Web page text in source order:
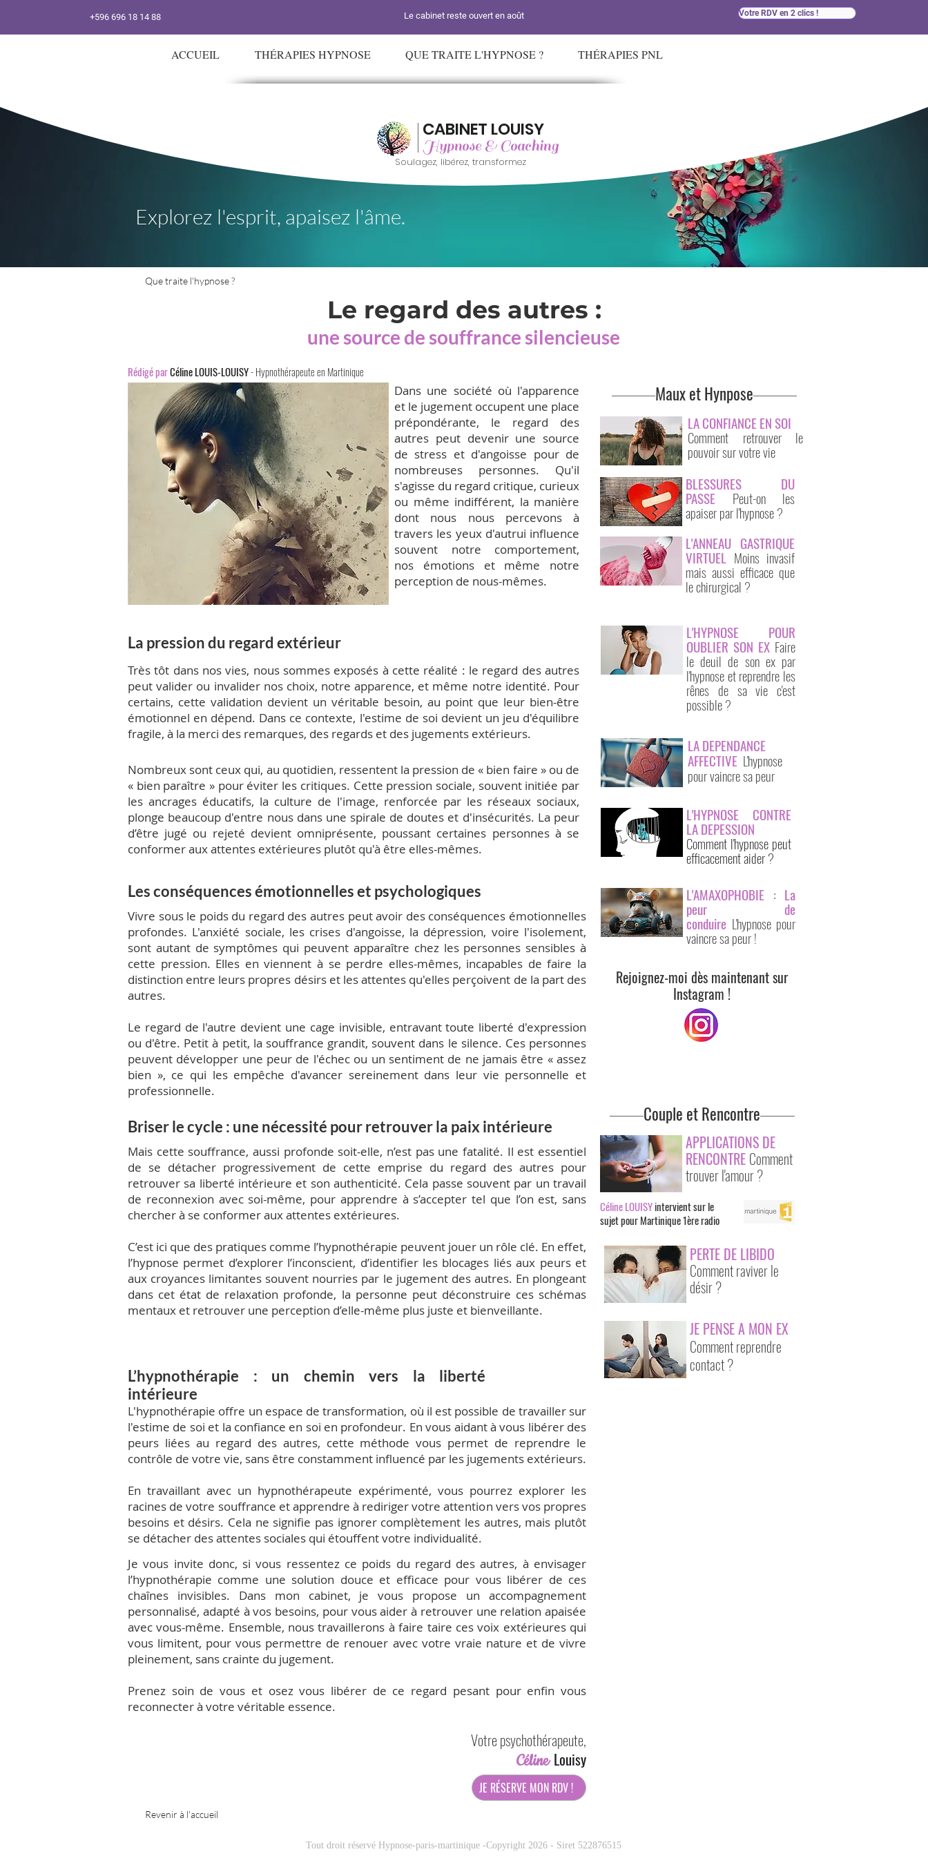
+596 696 18 14 88 Le cabinet reste ouvert en août Votre RDV en 2 clics !
ACCUEIL THÉRAPIES HYPNOSE QUE TRAITE L'HYPNOSE ? THÉRAPIES PNL
CABINET LOUISY
Hypnose & Coaching
Soulagez, libérez, transformez
Explorez l'esprit, apaisez l'âme.
Que traite l'hypnose ?
Le regard des autres :
une source de souffrance silencieuse
Rédigé parCéline LOUIS-LOUISY- Hypnothérapeute en Martinique
Dans une société où l'apparence
et le jugement occupent une place
prépondérante, le regard des
autres peut devenir une source
de stress et d'angoisse pour de
nombreuses personnes. Qu'il
s'agisse du regard critique, curieux
ou même indifférent, la manière
dont nous nous percevons à
travers les yeux d'autrui influence
souvent notre comportement,
nos émotions et même notre
perception de nous-mêmes.
La pression du regard extérieur
Très tôt dans nos vies, nous sommes exposés à cette réalité : le regard des autres
peut valider ou invalider nos choix, notre apparence, et même notre identité. Pour
certains, cette validation devient un véritable besoin, au point que leur bien-être
émotionnel en dépend. Dans ce contexte, l'estime de soi devient un jeu d'équilibre
fragile, à la merci des remarques, des regards et des jugements extérieurs.
Nombreux sont ceux qui, au quotidien, ressentent la pression de « bien faire » ou de
« bien paraître » pour éviter les critiques. Cette pression sociale, souvent initiée par
les ancrages éducatifs, la culture de l'image, renforcée par les réseaux sociaux,
plonge beaucoup d'entre nous dans une spirale de doutes et d'insécurités. La peur
d’être jugé ou rejeté devient omniprésente, poussant certaines personnes à se
conformer aux attentes extérieures plutôt qu'à être elles-mêmes.
Les conséquences émotionnelles et psychologiques
Vivre sous le poids du regard des autres peut avoir des conséquences émotionnelles
profondes. L'anxiété sociale, les crises d'angoisse, la dépression, voire l'isolement,
sont autant de symptômes qui peuvent apparaître chez les personnes sensibles à
cette pression. Elles en viennent à se perdre elles-mêmes, incapables de faire la
distinction entre leurs propres désirs et les attentes qu'elles perçoivent de la part des
autres.
Le regard de l'autre devient une cage invisible, entravant toute liberté d'expression
ou d'être. Petit à petit, la souffrance grandit, souvent dans le silence. Ces personnes
peuvent développer une peur de l'échec ou un sentiment de ne jamais être « assez
bien », ce qui les empêche d'avancer sereinement dans leur vie personnelle et
professionnelle.
Briser le cycle : une nécessité pour retrouver la paix intérieure
Mais cette souffrance, aussi profonde soit-elle, n’est pas une fatalité. Il est essentiel
de se détacher progressivement de cette emprise du regard des autres pour
retrouver sa liberté intérieure et son authenticité. Cela passe souvent par un travail
de reconnexion avec soi-même, pour apprendre à s’accepter tel que l’on est, sans
chercher à se conformer aux attentes extérieures.
C’est ici que des pratiques comme l’hypnothérapie peuvent jouer un rôle clé. En effet,
l’hypnose permet d’explorer l’inconscient, d’identifier les blocages liés aux peurs et
aux croyances limitantes souvent nourries par le jugement des autres. En plongeant
dans cet état de relaxation profonde, la personne peut déconstruire ces schémas
mentaux et retrouver une perception d’elle-même plus juste et bienveillante.
L’hypnothérapie : un chemin vers la liberté
intérieure
Maux et Hynpose
LA CONFIANCE EN SOI
Comment retrouver le
pouvoir sur votre vie
BLESSURES DU
PASSE Peut-on les
apaiser par l'hypnose ?
L'ANNEAU GASTRIQUE
VIRTUEL Moins invasif
mais aussi efficace que
le chirurgical ?
L'HYPNOSE POUR
OUBLIER SON EX Faire
le deuil de son ex par
l'hypnose et reprendre les
rênes de sa vie c'est
possible ?
LA DEPENDANCE
AFFECTIVE L'hypnose
pour vaincre sa peur
L'HYPNOSE CONTRE
LA DEPESSION
Comment l'hypnose peut
efficacement aider ?
L'AMAXOPHOBIE : La
peur de
conduire L'hypnose pour
vaincre sa peur !
Rejoignez-moi dès maintenant sur
Instagram !
Couple et Rencontre
APPLICATIONS DE
RENCONTRE Comment
trouver l'amour ?
Céline LOUISYintervient sur le
sujet pour Martinique 1ère radio
PERTE DE LIBIDO
Comment raviver le
désir ?
JE PENSE A MON EX
Comment reprendre
contact ?
L'hypnothérapie offre un espace de transformation, où il est possible de travailler sur
l'estime de soi et la confiance en soi en profondeur. En vous aidant à vous libérer des
peurs liées au regard des autres, cette méthode vous permet de reprendre le
contrôle de votre vie, sans être constamment influencé par les jugements extérieurs.
En travaillant avec un hypnothérapeute expérimenté, vous pourrez explorer les
racines de votre souffrance et apprendre à rediriger votre attention vers vos propres
besoins et désirs. Cela ne signifie pas ignorer complètement les autres, mais plutôt
se détacher des attentes sociales qui étouffent votre individualité.
Je vous invite donc, si vous ressentez ce poids du regard des autres, à envisager
l’hypnothérapie comme une solution douce et efficace pour vous libérer de ces
chaînes invisibles. Dans mon cabinet, je vous propose un accompagnement
personnalisé, adapté à vos besoins, pour vous aider à retrouver une relation apaisée
avec vous-même. Ensemble, nous travaillerons à faire taire ces voix extérieures qui
vous limitent, pour vous permettre de renouer avec votre vraie nature et de vivre
pleinement, sans crainte du jugement.
Prenez soin de vous et osez vous libérer de ce regard pesant pour enfin vous
reconnecter à votre véritable essence.
Votre psychothérapeute,
Céline Louisy
JE RÉSERVE MON RDV !
Revenir à l'accueil
Tout droit réservé Hypnose-paris-martinique -Copyright 2026 - Siret 522876515